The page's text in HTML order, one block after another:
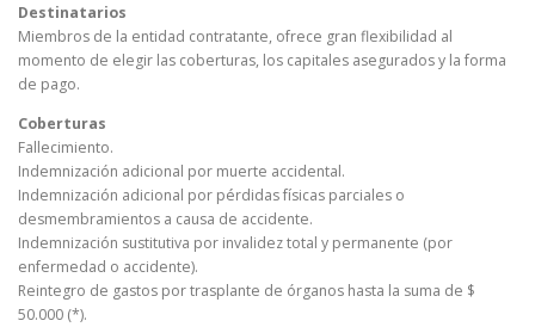
Destinatarios
Miembros de la entidad contratante, ofrece gran flexibilidad al
momento de elegir las coberturas, los capitales asegurados y la forma
de pago.
Coberturas
Fallecimiento.
Indemnización adicional por muerte accidental.
Indemnización adicional por pérdidas físicas parciales o
desmembramientos a causa de accidente.
Indemnización sustitutiva por invalidez total y permanente (por
enfermedad o accidente).
Reintegro de gastos por trasplante de órganos hasta la suma de $
50.000 (*).